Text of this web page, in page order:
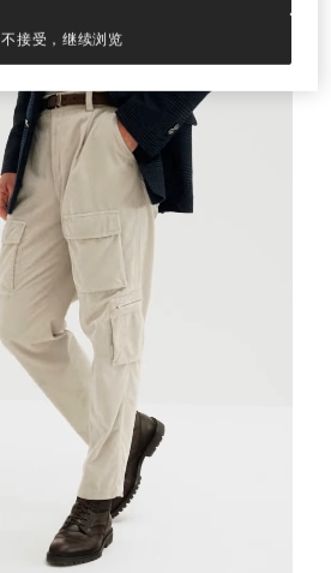
不接受，继续浏览